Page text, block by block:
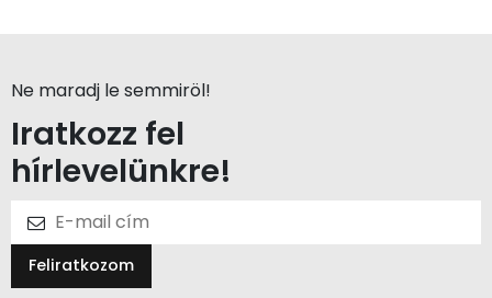
Ne maradj le semmiröl!
Iratkozz fel
hírlevelünkre!
Feliratkozom